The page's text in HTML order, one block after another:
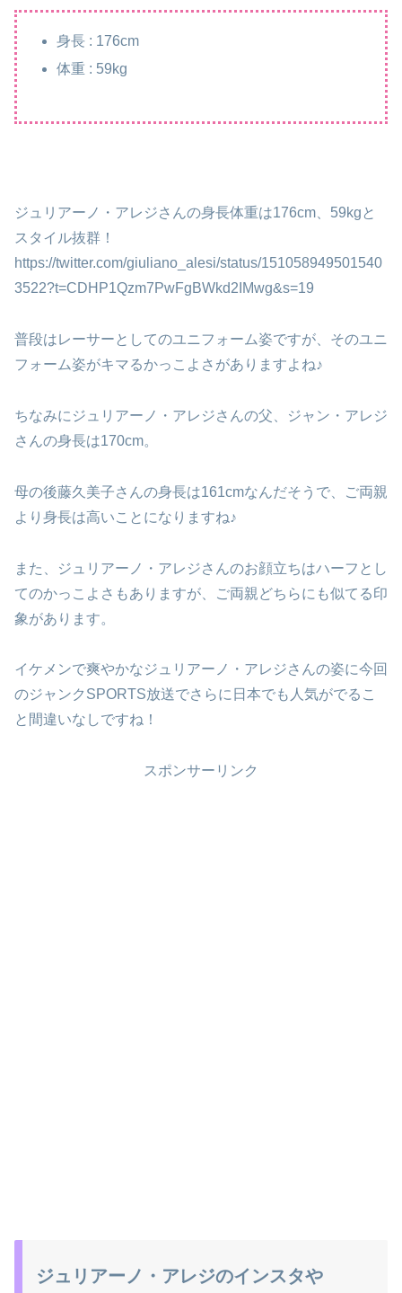
身長 : 176cm
体重 : 59kg
ジュリアーノ・アレジさんの身長体重は176cm、59kgと
スタイル抜群！
https://twitter.com/giuliano_alesi/status/151058949501540
3522?t=CDHP1Qzm7PwFgBWkd2IMwg&s=19
普段はレーサーとしてのユニフォーム姿ですが、そのユニ
フォーム姿がキマるかっこよさがありますよね♪
ちなみにジュリアーノ・アレジさんの父、ジャン・アレジ
さんの身長は170cm。
母の後藤久美子さんの身長は161cmなんだそうで、ご両親
より身長は高いことになりますね♪
また、ジュリアーノ・アレジさんのお顔立ちはハーフとし
てのかっこよさもありますが、ご両親どちらにも似てる印
象があります。
イケメンで爽やかなジュリアーノ・アレジさんの姿に今回
のジャンクSPORTS放送でさらに日本でも人気がでるこ
と間違いなしですね！
スポンサーリンク
ジュリアーノ・アレジのインスタや